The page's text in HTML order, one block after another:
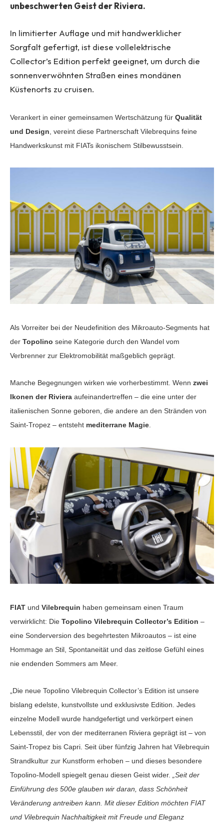
unbeschwerten Geist der Riviera.
In limitierter Auflage und mit handwerklicher
Sorgfalt gefertigt, ist diese vollelektrische
Collector’s Edition perfekt geeignet, um durch die
sonnenverwöhnten Straßen eines mondänen
Küstenorts zu cruisen.
Verankert in einer gemeinsamen Wertschätzung für Qualität
und Design , vereint diese Partnerschaft Vilebrequins feine
Handwerkskunst mit FIATs ikonischem Stilbewusstsein.
Als Vorreiter bei der Neudefinition des Mikroauto-Segments hat
der Topolino seine Kategorie durch den Wandel vom
Verbrenner zur Elektromobilität maßgeblich geprägt.
Manche Begegnungen wirken wie vorherbestimmt. Wenn zwei
Ikonen der Riviera aufeinandertreffen – die eine unter der
italienischen Sonne geboren, die andere an den Stränden von
Saint-Tropez – entsteht mediterrane Magie
FIAT und Vilebrequin haben gemeinsam einen Traum
verwirklicht: Die Topolino Vilebrequin Collector’s Edition –
eine Sonderversion des begehrtesten Mikroautos – ist eine
Hommage an Stil, Spontaneität und das zeitlose Gefühl eines
nie endenden Sommers am Meer.
„Die neue Topolino Vilebrequin Collector’s Edition ist unsere
bislang edelste, kunstvollste und exklusivste Edition. Jedes
einzelne Modell wurde handgefertigt und verkörpert einen
Lebensstil, der von der mediterranen Riviera geprägt ist – von
Saint-Tropez bis Capri. Seit über fünfzig Jahren hat Vilebrequin
Strandkultur zur Kunstform erhoben – und dieses besondere
Topolino-Modell spiegelt genau diesen Geist wider.
„Seit der
Einführung des 500e glauben wir daran, dass Schönheit
Veränderung antreiben kann. Mit dieser Edition möchten FIAT
und Vilebrequin Nachhaltigkeit mit Freude und Eleganz